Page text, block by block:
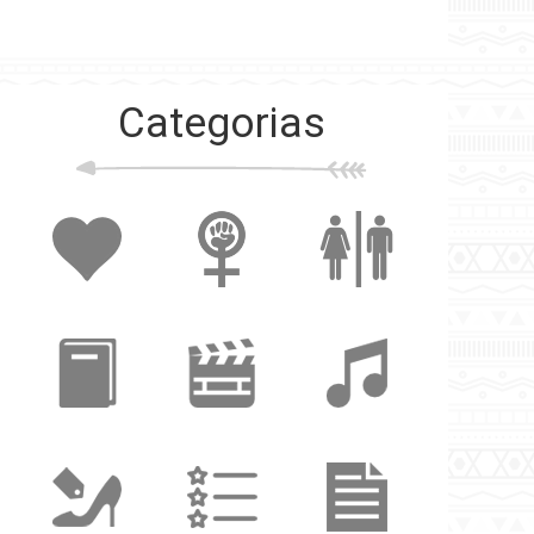
Categorias